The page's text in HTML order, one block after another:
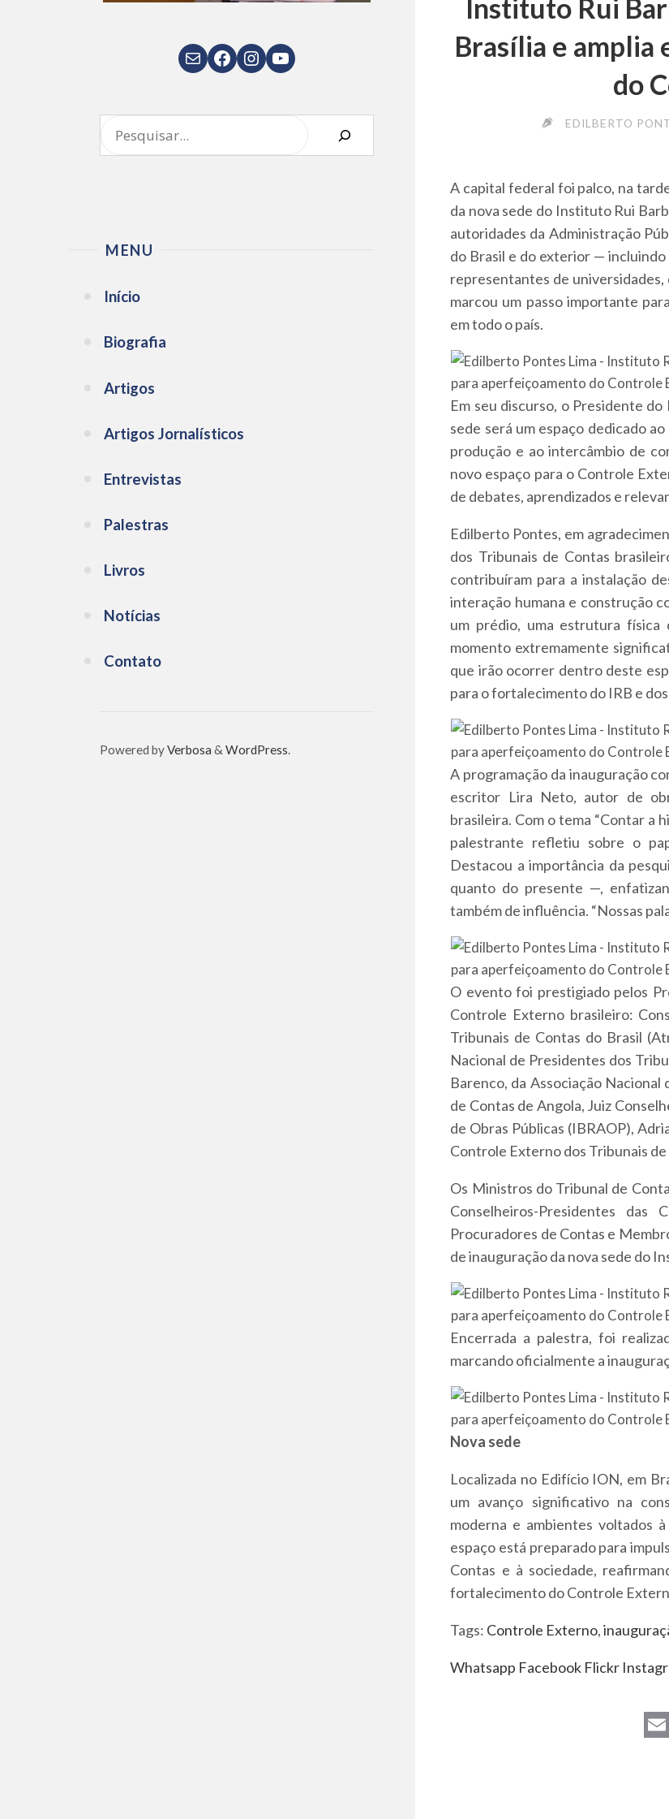
E-mailFacebook
Instagram
Youtube
MENU
Início
Biografia
Artigos
Artigos Jornalísticos
Entrevistas
Palestras
Livros
Notícias
Contato
Powered byVerbosa & WordPress.
Instituto Rui
Brasília e amplia
do
EDILBERTO
A capital federal foi palco, na
da nova sede do Instituto Rui
autoridades da Administração
do Brasil e do exterior —
representantes de universidades,
marcou um passo importante
em todo o país.
Em seu discurso, o Presidente
sede será um espaço dedicado
produção e ao intercâmbio de
novo espaço para o Controle
de debates, aprendizados e
Edilberto Pontes, em
dos Tribunais de Contas
contribuíram para a instalação
interação humana e construção
um prédio, uma estrutura física
momento extremamente
que irão ocorrer dentro deste
para o fortalecimento do IRB e
A programação da inauguração
escritor Lira Neto, autor de
brasileira. Com o tema “Contar a
palestrante refletiu sobre o
Destacou a importância da
quanto do presente —,
também de influência. “Nossas
O evento foi prestigiado pelos
Controle Externo brasileiro:
Tribunais de Contas do Brasil
Nacional de Presidentes dos
Barenco, da Associação
de Contas de Angola, Juiz
de Obras Públicas (IBRAOP),
Controle Externo dos Tribunais
Os Ministros do Tribunal de
Conselheiros-Presidentes
Procuradores de Contas e
de inauguração da nova sede do
Encerrada a palestra, foi
marcando oficialmente a
Nova sede
Localizada no Edifício ION, em
um avanço significativo na
moderna e ambientes voltados
espaço está preparado para
Contas e à sociedade,
fortalecimento do Controle
Tags: Controle Externo,
Whatsapp Facebook Flickr